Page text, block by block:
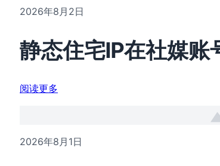
2026年8月2日
静态住宅IP在社媒账
阅读更多
2026年8月1日